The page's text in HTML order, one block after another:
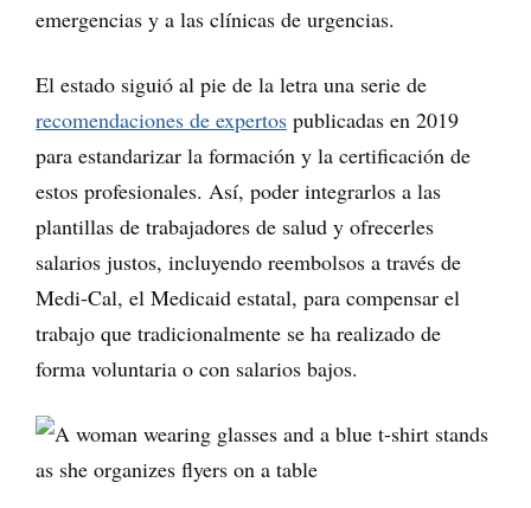
emergencias y a las clínicas de urgencias.
El estado siguió al pie de la letra una serie de
recomendaciones de expertos publicadas en 2019
para estandarizar la formación y la certificación de
estos profesionales. Así, poder integrarlos a las
plantillas de trabajadores de salud y ofrecerles
salarios justos, incluyendo reembolsos a través de
Medi-Cal, el Medicaid estatal, para compensar el
trabajo que tradicionalmente se ha realizado de
forma voluntaria o con salarios bajos.